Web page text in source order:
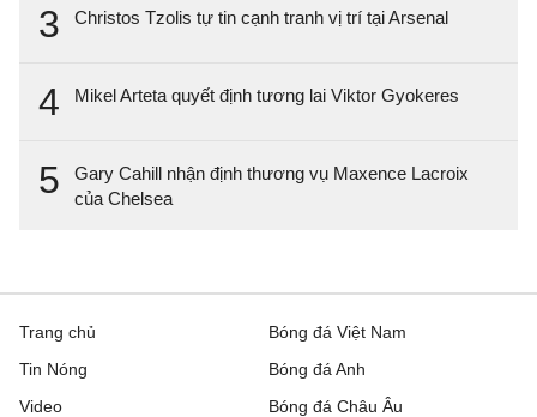
3 Christos Tzolis tự tin cạnh tranh vị trí tại Arsenal
4 Mikel Arteta quyết định tương lai Viktor Gyokeres
5
Gary Cahill nhận định thương vụ Maxence Lacroix
của Chelsea
Trang chủ
Tin Nóng
Video
Bóng đá Việt Nam
Bóng đá Anh
Bóng đá Châu Âu